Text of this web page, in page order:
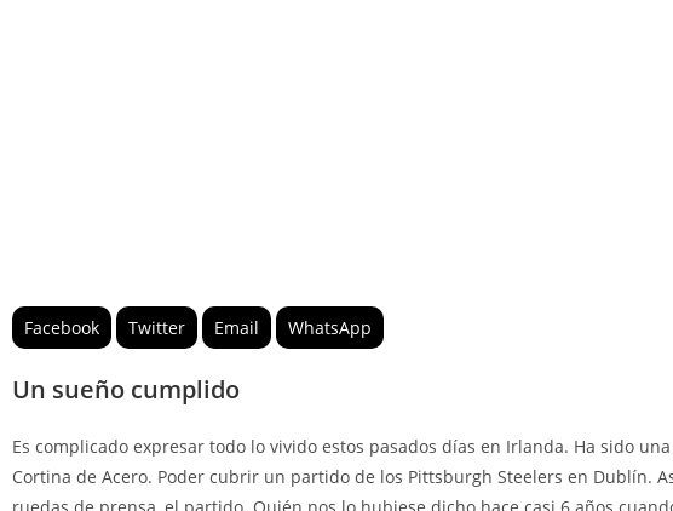
Facebook Twitter Email WhatsApp
Un sueño cumplido
Es complicado expresar todo lo vivido estos pasados días en Irlanda. Ha sido
Cortina de Acero. Poder cubrir un partido de los Pittsburgh Steelers en Dublín.